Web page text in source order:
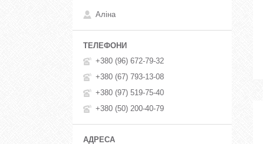
Аліна
+380 (96) 672-79-32
+380 (67) 793-13-08
+380 (97) 519-75-40
+380 (50) 200-40-79